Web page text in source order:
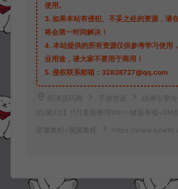
使用。
3. 如果本站有侵犯、不妥之处的资源，请
将会第一时间解决！
4. 本站提供的所有资源仅供参考学习使用
业用途，请大家不要用于商用！
5. 侵权联系邮箱：32838727@qq.com
阿泽源码网 手游资源
战神引擎
[白猪3.1]】11月最新整理Win一键服务端+GM
搭建教程+视频教程 https://